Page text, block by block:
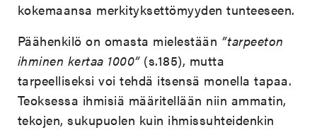
kokemaansa merkityksettömyyden tunteeseen.
Päähenkilö on omasta mielestään ”tarpeeton
ihminen kertaa 1000”(s.185), mutta
tarpeelliseksi voi tehdä itsensä monella tapaa.
Teoksessa ihmisiä määritellään niin ammatin,
tekojen, sukupuolen kuin ihmissuhteidenkin